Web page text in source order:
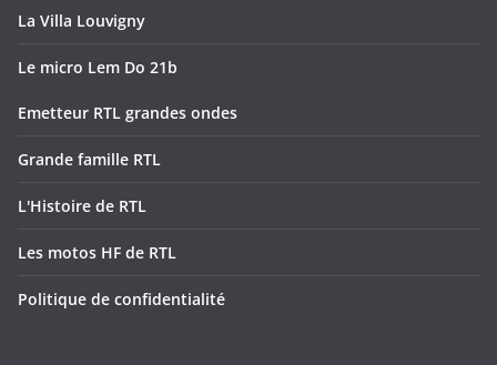
La Villa Louvigny
Le micro Lem Do 21b
Emetteur RTL grandes ondes
Grande famille RTL
L'Histoire de RTL
Les motos HF de RTL
Politique de confidentialité